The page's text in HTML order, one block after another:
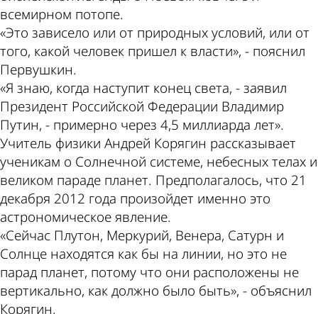
всемирном потопе.
«Это зависело или от природных условий, или от
того, какой человек пришел к власти», - пояснил
Первушкин.
«Я знаю, когда наступит конец света, - заявил
Президент Российской Федерации Владимир
Путин, - примерно через 4,5 миллиарда лет».
Учитель физики Андрей Корягин рассказывает
ученикам о Солнечной системе, небесных телах и
великом параде планет. Предполагалось, что 21
декабря 2012 года произойдет именно это
астрономическое явление.
«Сейчас Плутон, Меркурий, Венера, Сатурн и
Солнце находятся как бы на линии, но это не
парад планет, потому что они расположены не
вертикально, как должно было быть», - объяснил
Корягин.